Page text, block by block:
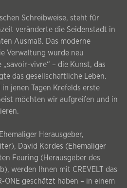
Schreibweise, steht für
veränderte die Seidenstadt in
Ausmaß. Das moderne
Verwaltung wurde neu
vivre“ – die Kunst, das
das gesellschaftliche Leben.
jenen Tagen Krefelds erste
möchten wir aufgreifen und in
Herausgeber,
David Kordes (Ehemaliger
Feuring (Herausgeber des
werden Ihnen mit CREVELT das
ONE geschätzt haben – in einem